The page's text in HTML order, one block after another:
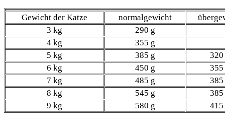
Gewicht der Katze normalgewicht
3 kg
290 g
4 kg
355 g
5 kg
385 g
320
6 kg
450 g
355
7 kg
485 g
385
8 kg
545 g
385
9 kg
580 g 415